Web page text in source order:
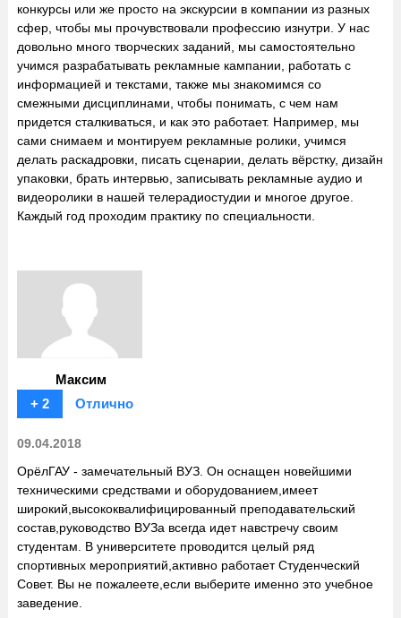
конкурсы или же просто на экскурсии в компании из разных
сфер, чтобы мы прочувствовали профессию изнутри. У нас
довольно много творческих заданий, мы самостоятельно
учимся разрабатывать рекламные кампании, работать с
информацией и текстами, также мы знакомимся со
смежными дисциплинами, чтобы понимать, с чем нам
придется сталкиваться, и как это работает. Например, мы
сами снимаем и монтируем рекламные ролики, учимся
делать раскадровки, писать сценарии, делать вёрстку, дизайн
упаковки, брать интервью, записывать рекламные аудио и
видеоролики в нашей телерадиостудии и многое другое.
Каждый год проходим практику по специальности.
Максим
+ 2
Отлично
09.04.2018
ОрёлГАУ - замечательный ВУЗ. Он оснащен новейшими
техническими средствами и оборудованием,имеет
широкий,высококвалифицированный преподавательский
состав,руководство ВУЗа всегда идет навстречу своим
студентам. В университете проводится целый ряд
спортивных мероприятий,активно работает Студенческий
Совет. Вы не пожалеете,если выберите именно это учебное
заведение.